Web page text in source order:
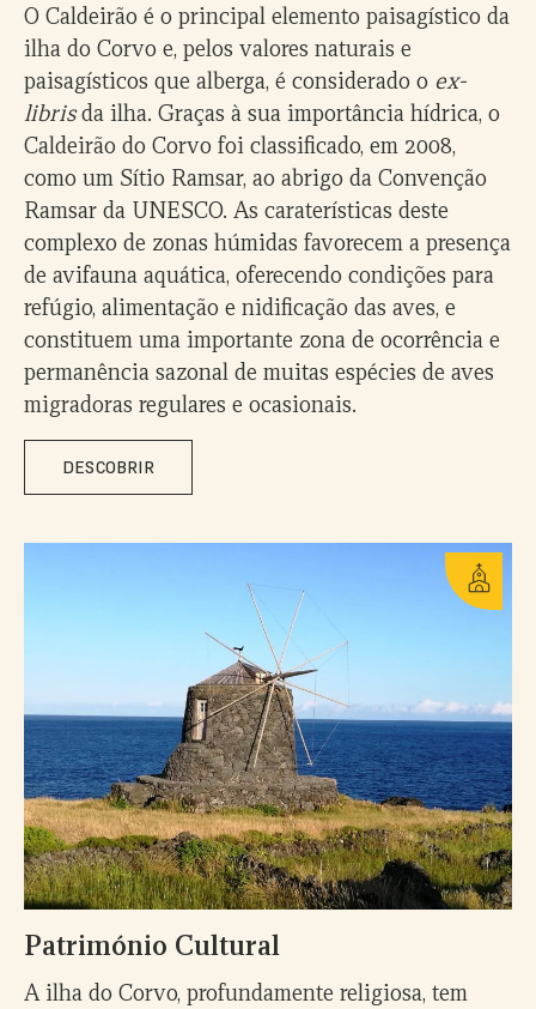
O Caldeirão é o principal elemento paisagístico da
ilha do Corvo e, pelos valores naturais e
paisagísticos que alberga, é considerado o ex-
librisda ilha. Graças à sua importância hídrica, o
Caldeirão do Corvo foi classificado, em 2008,
como um Sítio Ramsar, ao abrigo da Convenção
Ramsar da UNESCO. As caraterísticas deste
complexo de zonas húmidas favorecem a presença
de avifauna aquática, oferecendo condições para
refúgio, alimentação e nidificação das aves, e
constituem uma importante zona de ocorrência e
permanência sazonal de muitas espécies de aves
migradoras regulares e ocasionais.
DESCOBRIR
Património Cultural
A ilha do Corvo, profundamente religiosa, tem